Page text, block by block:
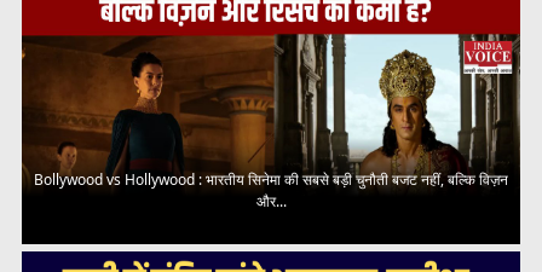
Bollywood vs Hollywood : भारतीय सिनेमा की सबसे बड़ी चुनौती बजट नहीं, बल्कि विज़न
और...